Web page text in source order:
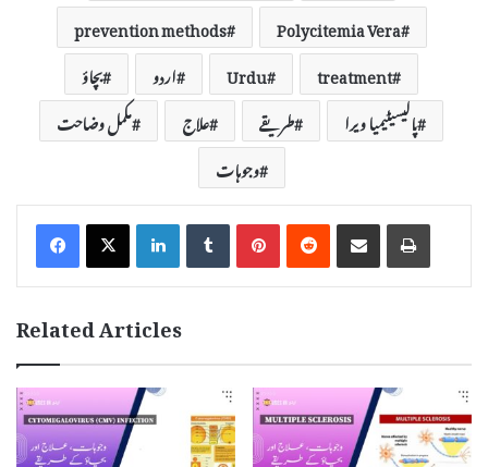
Polycitemia Vera
prevention methods
treatment
Urdu اردو
بچاؤ
پالیسیٹیمیا ویرا
طریقے علاج
مکمل وضاحت
وجوہات
LinkedInTumblrPinterestReddit Share via Email Print
Related Articles